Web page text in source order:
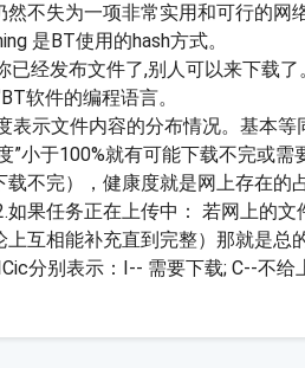
不失为一项非常实用和可行的网
是BT使用的hash方式。
经发布文件了,别人可以来下载了
软件的编程语言。
示文件内容的分布情况。基本
”小于100%就有可能下载不完或
不完），健康度就是网上存在
如果任务正在上传中： 若网上的
互相能补充直到完整）那就是总
分别表示：I-- 需要下载; C--不给